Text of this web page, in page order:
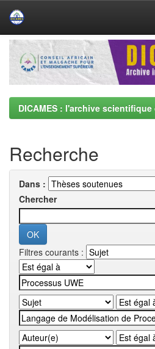
Skip
navigation
DICAMES : l'archive scientifique
Recherche
Dans :
Chercher
Filtres courants :